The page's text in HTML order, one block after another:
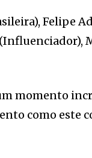
Felipe
momento
como este